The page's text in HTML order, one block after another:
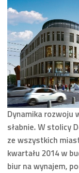
Dynamika rozwoju
słabnie. W stolicy
ze wszystkich
kwartału 2014 w
biur na wynajem,